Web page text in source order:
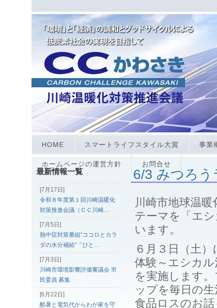
HOME スマートライフスタイル大賞 事業
ホームページの運営方針 お問合せ
6/3 みつろ
川崎市地球温
テーマを「エ
います。
６月３日（土
体験～エシカ
を実施します
ップを毎日の
食品ロスのお
最新情報一覧
[7月17日]
令和８年度第１回川崎温暖化
対策推進会議（ＣＣ川崎…
[7月5日]
熱中症対策番組“ココロとカラ
ダの水分補給”「ひと…
[7月3日]
川崎市環境影響評価審議会 市
民委員 募集
[6月22日]
酷暑と電気代からわが家を守